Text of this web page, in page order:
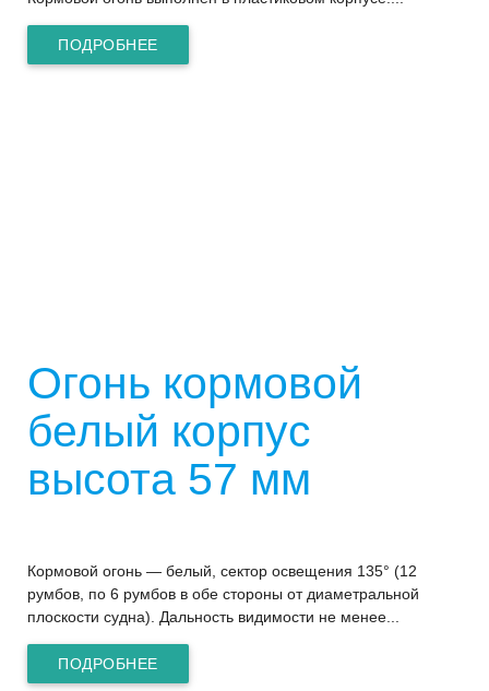
ПОДРОБНЕЕ
Огонь кормовой
белый корпус
высота 57 мм
Кормовой огонь — белый, сектор освещения 135° (12
румбов, по 6 румбов в обе стороны от диаметральной
плоскости судна). Дальность видимости не менее...
ПОДРОБНЕЕ